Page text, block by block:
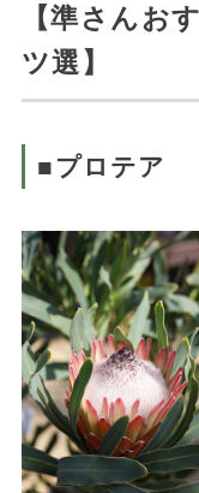
【準さんお
ツ選】
■プロテア